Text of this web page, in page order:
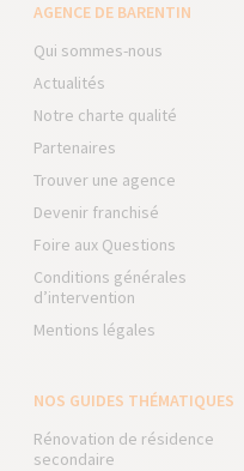
AGENCE DE BARENTIN
Qui sommes-nous
Actualités
Notre charte qualité
Partenaires
Trouver une agence
Devenir franchisé
Foire aux Questions
Conditions générales
d’intervention
Mentions légales
NOS GUIDES THÉMATIQUES
Rénovation de résidence
secondaire